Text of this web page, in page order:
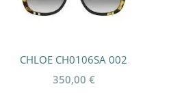
CHLOE CH0106SA 002
350,00 €